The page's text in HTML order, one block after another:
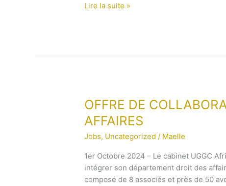
pour
Lire la suite »
OFFRE DE
AFFAIRES
Jobs, Uncategorized / Maelle
1er Octobre 2024 – Le cabinet UGGC
intégrer son département droit des
composé de 8 associés et près de 50
OFFRE
COLLABORATION
–
DES
AFFAIRES